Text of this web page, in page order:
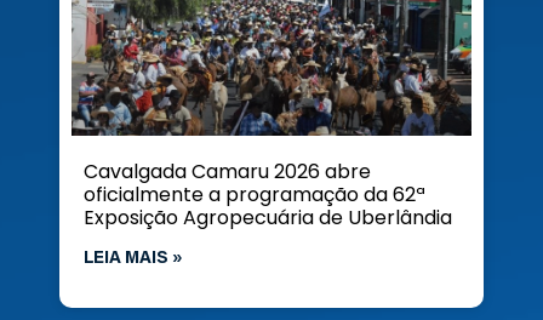
Cavalgada Camaru 2026 abre
oficialmente a programação da 62ª
Exposição Agropecuária de Uberlândia
LEIA MAIS »